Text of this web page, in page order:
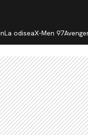
La odiseaX-Men 97